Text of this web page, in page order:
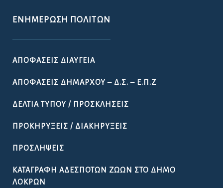
ΕΝΗΜΈΡΩΣΗ ΠΟΛΙΤΏΝ
ΑΠΟΦΆΣΕΙΣ ΔΙΑΎΓΕΙΑ
ΑΠΟΦΆΣΕΙΣ ΔΗΜΆΡΧΟΥ – Δ.Σ. – Ε.Π.Ζ
ΔΕΛΤΊΑ ΤΎΠΟΥ / ΠΡΟΣΚΛΉΣΕΙΣ
ΠΡΟΚΗΡΎΞΕΙΣ / ΔΙΑΚΗΡΎΞΕΙΣ
ΠΡΟΣΛΉΨΕΙΣ
ΚΑΤΑΓΡΑΦΉ ΑΔΈΣΠΟΤΩΝ ΖΏΩΝ ΣΤΟ ΔΉΜΟ
ΛΟΚΡΏΝ